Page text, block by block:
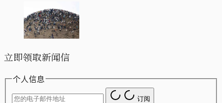
立即领取新闻信
个人信息
订阅